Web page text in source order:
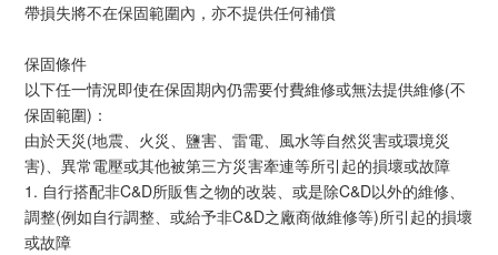
帶損失將不在保固範圍內，亦不提供任何補償
保固條件
以下任一情況即使在保固期內仍需要付費維修或無法提供維修(不
保固範圍)：
由於天災(地震、火災、鹽害、雷電、風水等自然災害或環境災
害)、異常電壓或其他被第三方災害牽連等所引起的損壞或故障
1. 自行搭配非C&D所販售之物的改裝、或是除C&D以外的維修、
調整(例如自行調整、或給予非C&D之廠商做維修等)所引起的損壞
或故障